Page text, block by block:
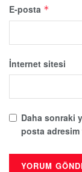
E-posta *
İnternet sitesi
Daha sonraki
posta adresim